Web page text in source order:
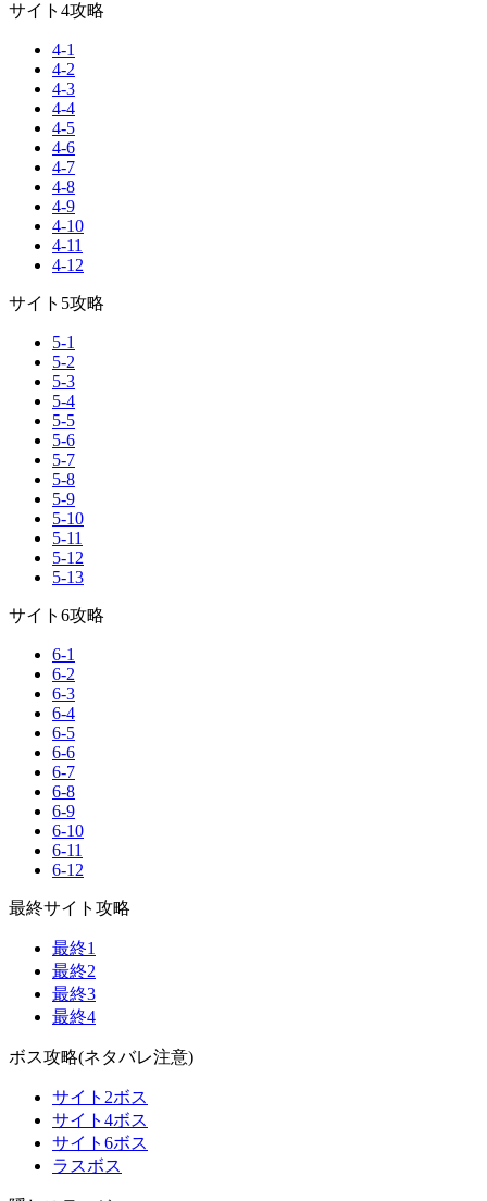
サイト4攻略
4-1
4-2
4-3
4-4
4-5
4-6
4-7
4-8
4-9
4-10
4-11
4-12
サイト5攻略
5-1
5-2
5-3
5-4
5-5
5-6
5-7
5-8
5-9
5-10
5-11
5-12
5-13
サイト6攻略
6-1
6-2
6-3
6-4
6-5
6-6
6-7
6-8
6-9
6-10
6-11
6-12
最終サイト攻略
最終1
最終2
最終3
最終4
ボス攻略(ネタバレ注意)
サイト2ボス
サイト4ボス
サイト6ボス
ラスボス